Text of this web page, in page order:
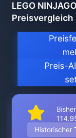
LEGO
Preisvergleich
Preis-
Historischer